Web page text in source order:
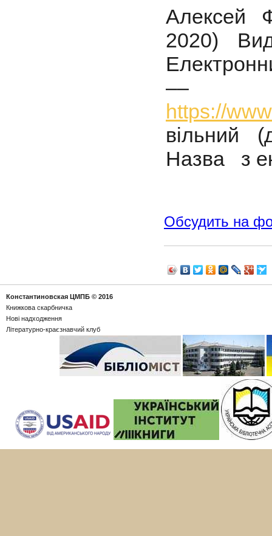
Алексей
2020)
––
https://
вільний
Назва з
Обсудить на
Константиновская ЦМПБ © 2016
Книжкова скарбничка
Новi надходження
Літературно-краєзнавчий клуб